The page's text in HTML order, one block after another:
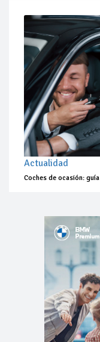
Actualidad
Coches de ocasión: